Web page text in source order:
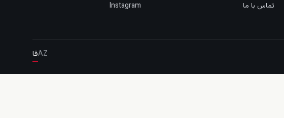
تماس با ما
Instagram
AZفا